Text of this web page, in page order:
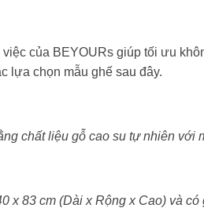
của BEYOURs giúp tối ưu
lựa chọn mẫu ghế sau đây.
chất liệu gỗ cao su tự nhiên với
x 83 cm (Dài x Rộng x Cao) và có